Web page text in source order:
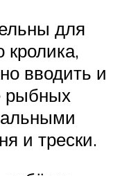
для
кролика,
вводить и
рыбных
и трески.